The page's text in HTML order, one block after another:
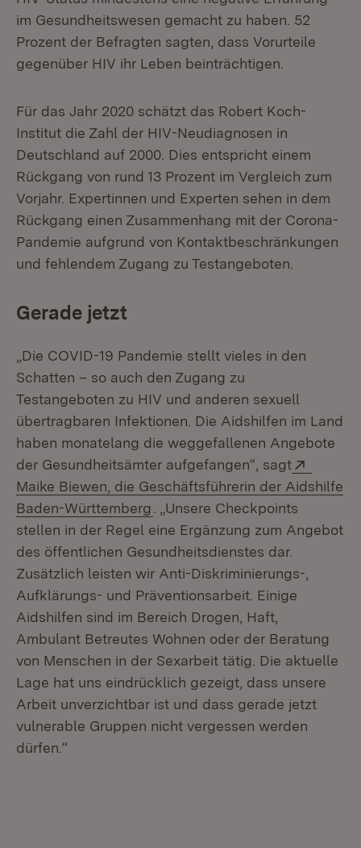
im Gesundheitswesen gemacht zu haben. 52
Prozent der Befragten sagten, dass Vorurteile
gegenüber HIV ihr Leben beinträchtigen.
Für das Jahr 2020 schätzt das Robert Koch-
Institut die Zahl der HIV-Neudiagnosen in
Deutschland auf 2000. Dies entspricht einem
Rückgang von rund 13 Prozent im Vergleich zum
Vorjahr. Expertinnen und Experten sehen in dem
Rückgang einen Zusammenhang mit der Corona-
Pandemie aufgrund von Kontaktbeschränkungen
und fehlendem Zugang zu Testangeboten.
Gerade jetzt
„Die COVID-19 Pandemie stellt vieles in den
Schatten – so auch den Zugang zu
Testangeboten zu HIV und anderen sexuell
übertragbaren Infektionen. Die Aidshilfen im Land
haben monatelang die weggefallenen Angebote
der Gesundheitsämter aufgefangen“, sagt
Maike Biewen, die Geschäftsführerin der Aidshilfe
Baden-Württemberg (Öffnet in neuem Fenster)
. „Unsere Checkpoints
stellen in der Regel eine Ergänzung zum Angebot
des öffentlichen Gesundheitsdienstes dar.
Zusätzlich leisten wir Anti-Diskriminierungs-,
Aufklärungs- und Präventionsarbeit. Einige
Aidshilfen sind im Bereich Drogen, Haft,
Ambulant Betreutes Wohnen oder der Beratung
von Menschen in der Sexarbeit tätig. Die aktuelle
Lage hat uns eindrücklich gezeigt, dass unsere
Arbeit unverzichtbar ist und dass gerade jetzt
vulnerable Gruppen nicht vergessen werden
dürfen.“